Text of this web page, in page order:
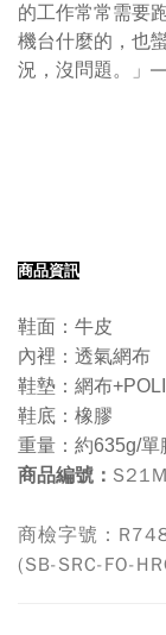
的工作常常需要
機台什麼的，也
況，沒問題。」
商品資訊
鞋面：牛皮
內裡：透氣網布
鞋墊：網布
鞋底：橡膠
重量：約635g/單
商品編號：
商檢字號：
(SB-SRC-FO-